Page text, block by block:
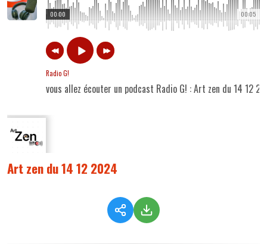
00:05
00:00
Radio G!
vous allez écouter un podcast Radio G! : Art zen du 14 12
Art zen du 14 12 2024